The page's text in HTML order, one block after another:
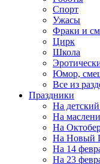
Спорт
Ужасы
Фраки и
Цирк
Школа
Юмор,
Все из
Праздники
На
На
На
На Новый
На 14
На 23